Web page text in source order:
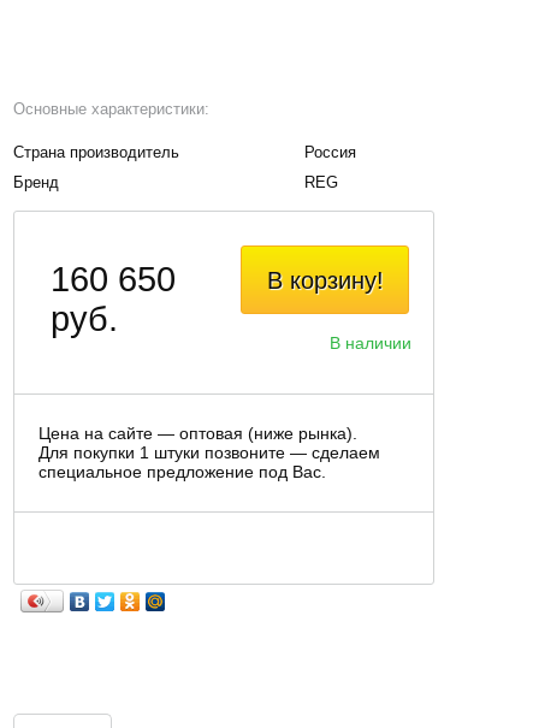
Основные характеристики:
Страна производитель
Россия
Бренд
REG
В корзину!
В наличии
160 650
руб.
Цена на сайте — оптовая (ниже рынка).
Для покупки 1 штуки позвоните — сделаем
специальное предложение под Вас.